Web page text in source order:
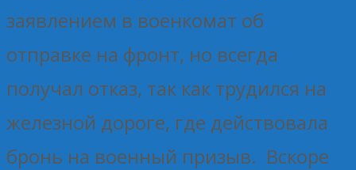
заявлением в военкомат об
отправке на фронт, но всегда
получал отказ, так как трудился на
железной дороге, где действовала
бронь на военный призыв. Вскоре